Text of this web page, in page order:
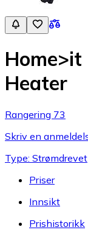
Home>it
Heater
Rangering 73
Skriv en
Type: Strømdrevet
Priser
Innsikt
Prishistorikk